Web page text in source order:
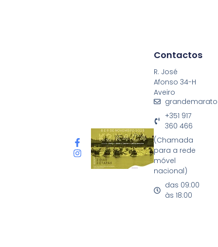
Contactos
R. José
Afonso 34-H
Aveiro
+351 917
360 466
(Chamada
para a rede
móvel
nacional)
das 09:00
às 18:00